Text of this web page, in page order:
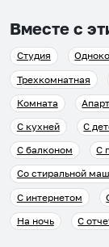
Вместе с
Студия
Трехкомнатная
Комната
С кухней
С
С балконом
С
Со стиральной
С интернетом
На ночь
С